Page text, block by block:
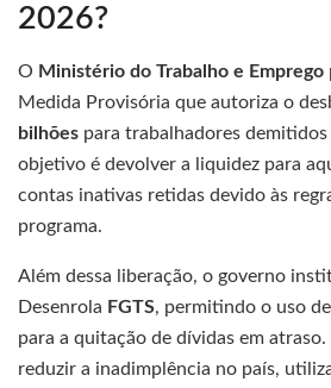
2026?
O Ministério do Trabalho e Emprego
Medida Provisória que autoriza o
bilhões para trabalhadores
objetivo é devolver a liquidez para
contas inativas retidas devido às
programa.
Além dessa liberação, o governo
Desenrola FGTS, permitindo o uso
para a quitação de dívidas em atraso.
reduzir a inadimplência no país,